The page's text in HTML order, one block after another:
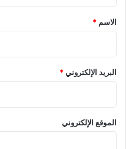
*
الاسم *
البريد الإلكتروني*
الموقع الإلكتروني